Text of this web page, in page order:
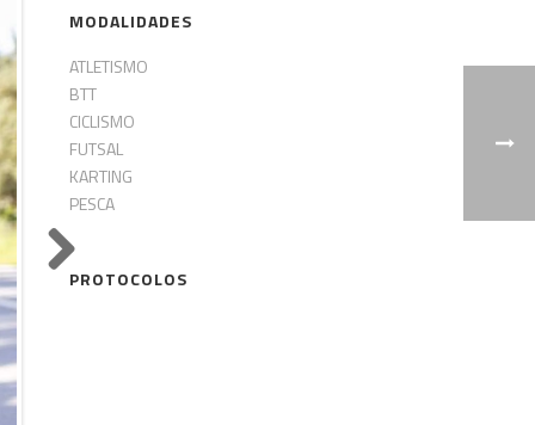
Next
MODALIDADES
ATLETISMO
BTT
CICLISMO
FUTSAL
KARTING
PESCA
PROTOCOLOS